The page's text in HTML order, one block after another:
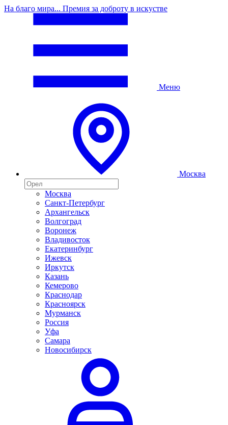
На благо мира... Премия за доброту в искустве
Меню
Москва
Москва
Санкт-Петербург
Архангельск
Волгоград
Воронеж
Владивосток
Екатеринбург
Ижевск
Иркутск
Казань
Кемерово
Краснодар
Красноярск
Мурманск
Россия
Уфа
Самара
Новосибирск